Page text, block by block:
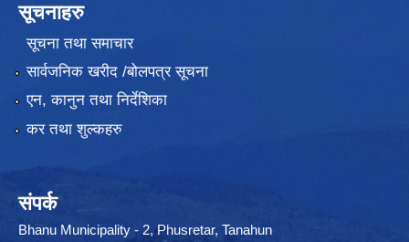
सूचनाहरु
सूचना तथा समाचार
सार्वजनिक खरीद /बोलपत्र सूचना
एन, कानुन तथा निर्देशिका
कर तथा शुल्कहरु
संपर्क
Bhanu Municipality - 2, Phusretar, Tanahun